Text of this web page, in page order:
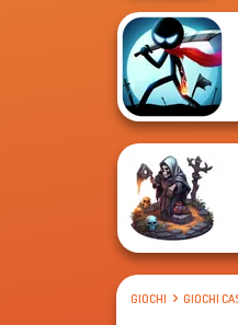
Bloxd.io
GIOCHI GIOCHI